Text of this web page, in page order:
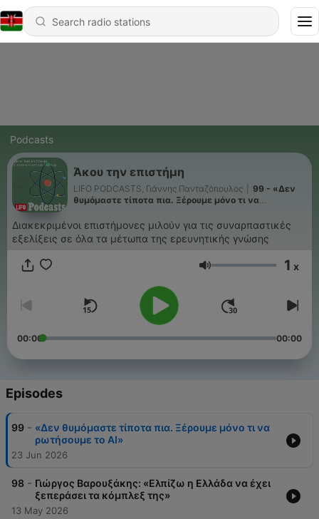
Podcasts
Άκου την επιστήμη
LIFO PODCASTS, Γιάννης Πανταζόπουλος
99 - «Δεν
θυμόμαστε τίποτα πια. Ξέρουμε μόνο τι να
Διακεκριμένοι επιστήμονες μιλούν για τις συναρπαστικές
εξελίξεις σε όλα τα μέτωπα της ερευνητικής γνώσης
Volume 1 x
00:00 00:00
Episodes
99 - «Δεν θυμόμαστε τίποτα πια. Ξέρουμε μόνο τι να
ρωτήσουμε το ΑΙ»
23 Jun 2026
98 - Γιώργος Βαρουξάκης: «Ελπίζω η Ελλάδα να έχει
ξεπεράσει τα κόμπλεξ της»
13 May 2026